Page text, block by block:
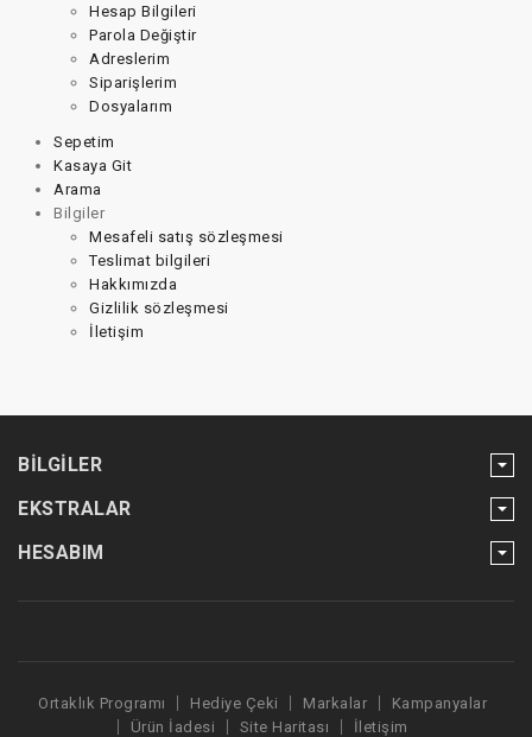
Hesap Bilgileri
Parola Değiştir
Adreslerim
Siparişlerim
Dosyalarım
Sepetim
Kasaya Git
Arama
Bilgiler
Mesafeli satış sözleşmesi
Teslimat bilgileri
Hakkımızda
Gizlilik sözleşmesi
İletişim
BILGILER
EKSTRALAR
HESABIM
Ortaklık Programı Hediye Çeki Markalar
Kampanyalar
Ürün İadesi
Site Haritası İletişim